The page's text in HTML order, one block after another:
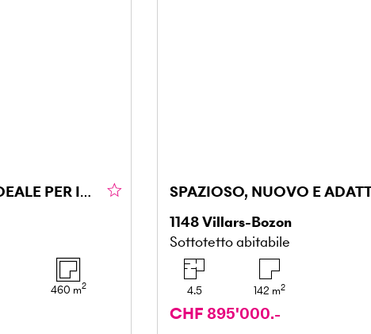
CASA A 3 UNITÀ: IDEALE PER INVESTIRE O ABITARE
460 m2
1148Villars-Bozon
Sottotetto abitabile
4.5 142 m2
CHF 895'000.-